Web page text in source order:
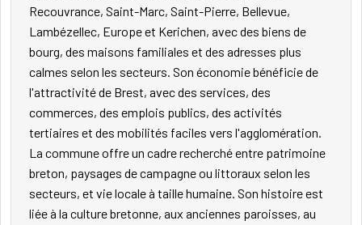
Recouvrance, Saint-Marc, Saint-Pierre, Bellevue,
Lambézellec, Europe et Kerichen, avec des biens de
bourg, des maisons familiales et des adresses plus
calmes selon les secteurs. Son économie bénéficie de
l'attractivité de Brest, avec des services, des
commerces, des emplois publics, des activités
tertiaires et des mobilités faciles vers l'agglomération.
La commune offre un cadre recherché entre patrimoine
breton, paysages de campagne ou littoraux selon les
secteurs, et vie locale à taille humaine. Son histoire est
liée à la culture bretonne, aux anciennes paroisses, au